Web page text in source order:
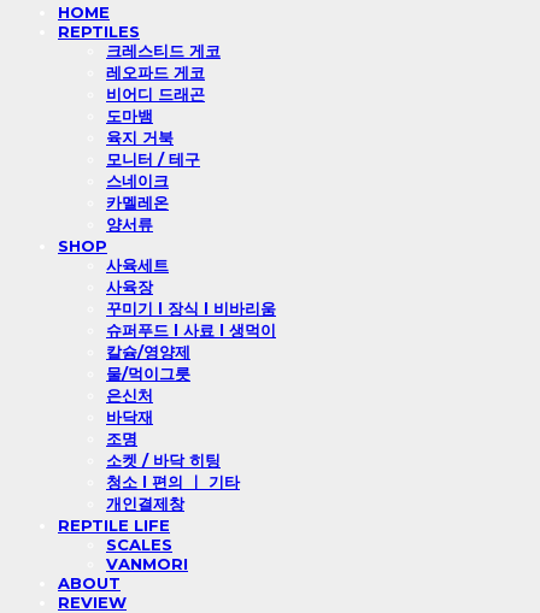
HOME
REPTILES
크레스티드 게코
레오파드 게코
비어디 드래곤
도마뱀
육지 거북
모니터 / 테구
스네이크
카멜레온
양서류
SHOP
사육세트
사육장
꾸미기 l 장식 l 비바리움
슈퍼푸드 l 사료 l 생먹이
칼슘/영양제
물/먹이그릇
은신처
바닥재
조명
소켓 / 바닥 히팅
청소 l 편의 ㅣ 기타
개인결제창
REPTILE LIFE
SCALES
VANMORI
ABOUT
REVIEW